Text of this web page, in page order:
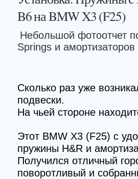
B6 на BMW X3 (F25)
Небольшой фотоотчет
Springs и
Сколько раз уже
подвески.
На чьей стороне
Этот BMW X3 (F25) с
пружины H&R и
Получился отличный
поворотливый и